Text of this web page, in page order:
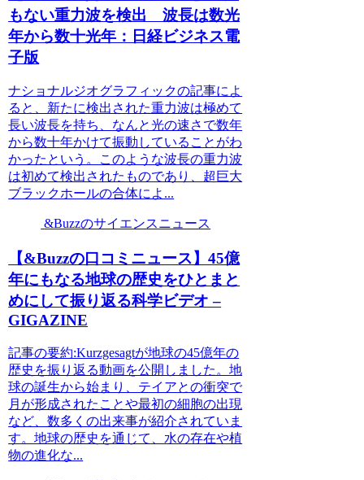
もない重力波を検出 波長は数光
年から数十光年：日経ビジネス電
子版
ナショナルジオグラフィックの記事によ
ると、新たに検出された重力波は極めて
長い波長を持ち、なんと光の速さで数年
から数十年かけて振動していることがわ
かったという。このような波長の重力波
は初めて検出されたものであり、超巨大
ブラックホールの合体によ...
&Buzzのサイエンスニュース
【&Buzzの口コミニュース】45億
年にもなる地球の歴史をひとまと
めにして振り返る科学ビデオ –
GIGAZINE
記事の要約:Kurzgesagtが地球の45億年の
歴史を振り返る動画を公開しました。地
球の誕生から始まり、テイアとの衝突で
月が形成されたことや最初の細胞の出現
など、数多くの出来事が紹介されていま
す。地球の歴史を通じて、水の存在や植
物の進化な...